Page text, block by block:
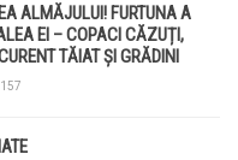
ALMĂJULUI! FURTUNA A
EI – COPACI CĂZUȚI,
TĂIAT ȘI GRĂDINI
157